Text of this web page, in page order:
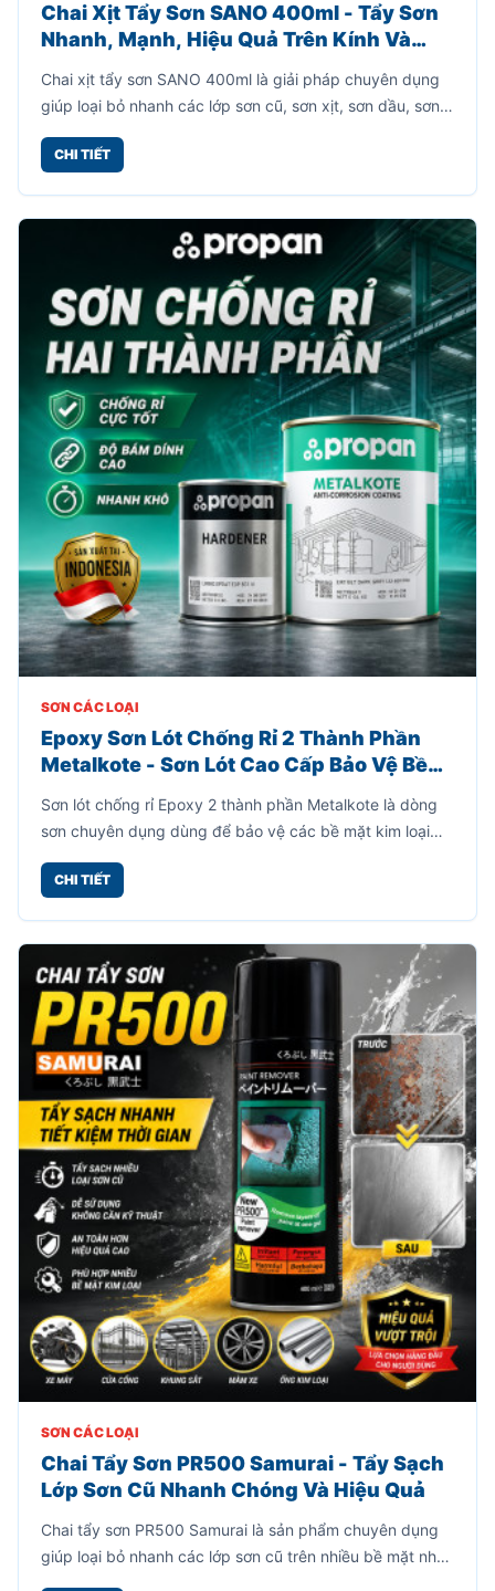
Chai Xịt Tẩy Sơn SANO 400ml - Tẩy Sơn
Nhanh, Mạnh, Hiệu Quả Trên Kính Và
Chai xịt tẩy sơn SANO 400ml là giải pháp chuyên dụng
giúp loại bỏ nhanh các lớp sơn cũ, sơn xịt, sơn dầu, sơn
CHI TIẾT
SƠN CÁC LOẠI
Epoxy Sơn Lót Chống Rỉ 2 Thành Phần
Metalkote - Sơn Lót Cao Cấp Bảo Vệ Bề
Sơn lót chống rỉ Epoxy 2 thành phần Metalkote là dòng
sơn chuyên dụng dùng để bảo vệ các bề mặt kim loại
xe cơ giới và nhiều hạng mục công nghiệp khác.
CHI TIẾT
SƠN CÁC LOẠI
Chai Tẩy Sơn PR500 Samurai - Tẩy Sạch
Lớp Sơn Cũ Nhanh Chóng Và Hiệu Quả
Chai tẩy sơn PR500 Samurai là sản phẩm chuyên dụng
giúp loại bỏ nhanh các lớp sơn cũ trên nhiều bề mặt như